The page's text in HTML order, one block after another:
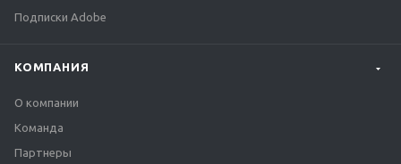
Подписки Adobe
КОМПАНИЯ
О компании
Команда
Партнеры